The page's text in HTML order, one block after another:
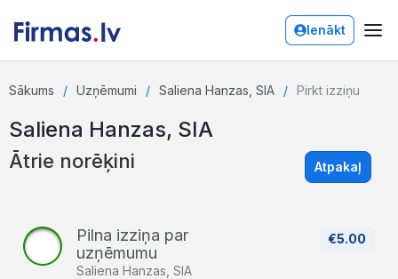
Ienākt
Sākums Uzņēmumi Saliena Hanzas, SIA Pirkt izziņu
Saliena Hanzas, SIA
Ātrie norēķini Atpakaļ
€5.00
Pilna izziņa par
uzņēmumu
Saliena Hanzas, SIA